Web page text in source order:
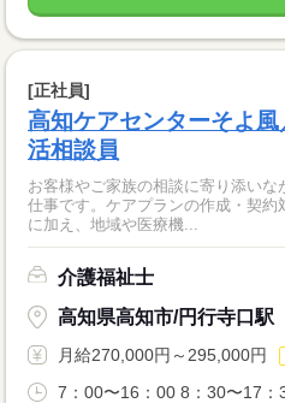
[正社員]
高知ケアセンターそよ
活相談員
お客様やご家族の相談に寄り添い
仕事です。ケアプランの作成・契
に加え、地域や医療機...
介護福祉士
高知県高知市/円行寺口駅
月給270,000円～295,000円
7：00〜16：00 8：30〜17：